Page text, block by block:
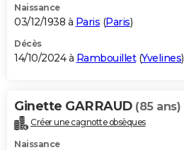
Naissance
03/12/1938 à Paris (Paris)
Décès
14/10/2024 à Rambouillet(Yvelines)
Ginette GARRAUD (85 ans)
Créer une cagnotte obsèques
Naissance